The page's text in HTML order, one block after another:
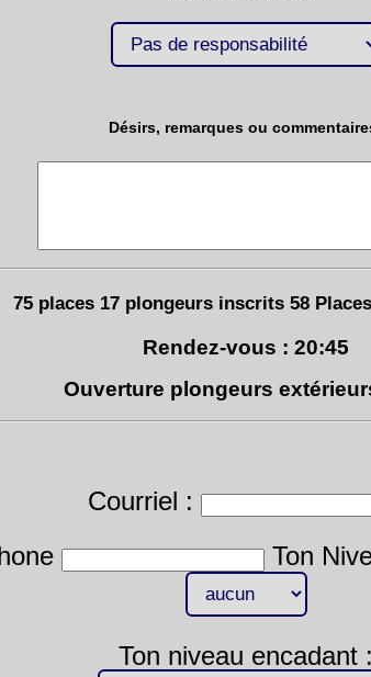
Désirs, remarques ou
75 places 17 plongeurs inscrits 58
Rendez-vous : 20:45
Ouverture plongeurs
Courriel :
Ton
Ton niveau encadant :